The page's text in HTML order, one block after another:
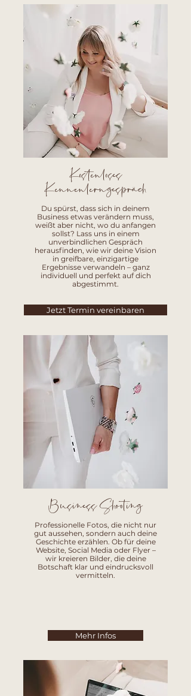
Kostenloses
Kennenlerngespräch
Du spürst, dass sich in deinem
Business etwas verändern muss,
weißt aber nicht, wo du anfangen
sollst? Lass uns in einem
unverbindlichen Gespräch
herausfinden, wie wir deine Vision
in greifbare, einzigartige
Ergebnisse verwandeln – ganz
individuell und perfekt auf dich
abgestimmt.
Business Shooting
Professionelle Fotos, die nicht nur
gut aussehen, sondern auch deine
Geschichte erzählen. Ob für deine
Website, Social Media oder Flyer –
wir kreieren Bilder, die deine
Botschaft klar und eindrucksvoll
vermitteln.
Jetzt Termin vereinbaren
Mehr Infos